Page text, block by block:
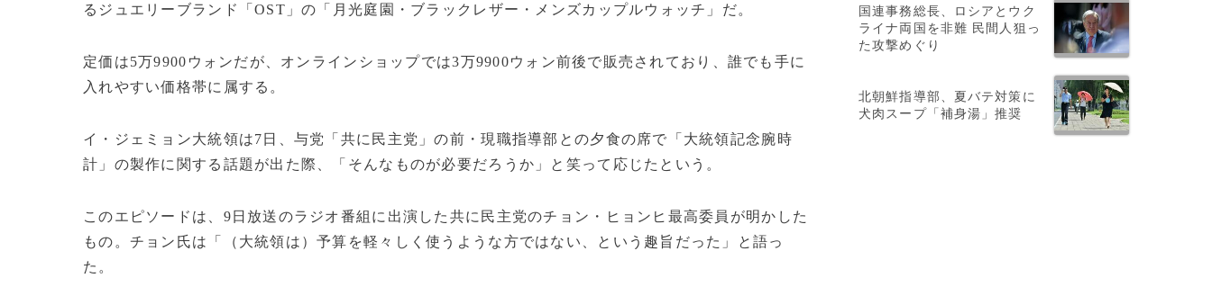
るジュエリーブランド「OST」の「月光庭園・ブラックレザー・メンズカップルウォッチ」だ。
定価は5万9900ウォンだが、オンラインショップでは3万9900ウォン前後で販売されており、誰でも手に
入れやすい価格帯に属する。
イ・ジェミョン大統領は7日、与党「共に民主党」の前・現職指導部との夕食の席で「大統領記念腕時
計」の製作に関する話題が出た際、「そんなものが必要だろうか」と笑って応じたという。
このエピソードは、9日放送のラジオ番組に出演した共に民主党のチョン・ヒョンヒ最高委員が明かした
もの。チョン氏は「（大統領は）予算を軽々しく使うような方ではない、という趣旨だった」と語っ
た。
国連事務総長、ロシアとウク
ライナ両国を非難 民間人狙っ
た攻撃めぐり
北朝鮮指導部、夏バテ対策に
犬肉スープ「補身湯」推奨